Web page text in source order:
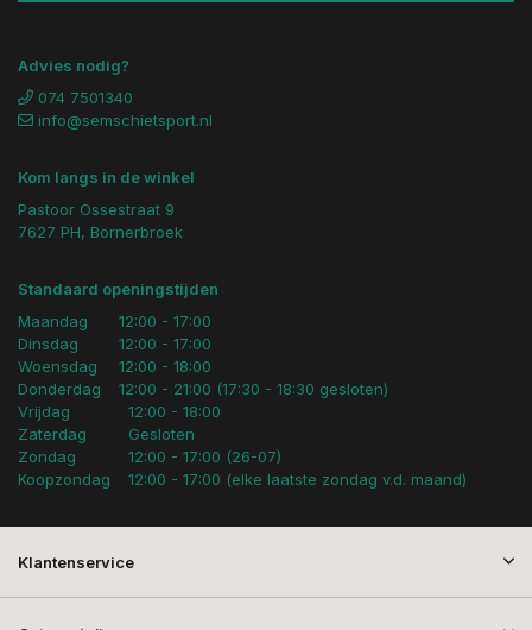
Advies nodig?
074 7501340
info@semschietsport.nl
Kom langs in de winkel
Pastoor Ossestraat 9
7627 PH, Bornerbroek
Standaard openingstijden
Maandag
Dinsdag
Woensdag
Donderdag
12:00 - 17:00
12:00 - 17:00
12:00 - 18:00
12:00 - 21:00 (17:30 - 18:30 gesloten)
Vrijdag
Zaterdag
Zondag
Koopzondag
12:00 - 18:00
Gesloten
12:00 - 17:00 (26-07)
12:00 - 17:00 (elke laatste zondag v.d. maand)
Klantenservice